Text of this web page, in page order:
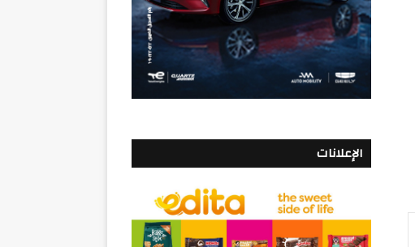
الإعلانات